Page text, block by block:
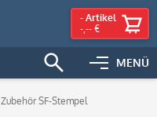
MENÜ
- Artikel
-,-- €
Zubehör SF-Stempel